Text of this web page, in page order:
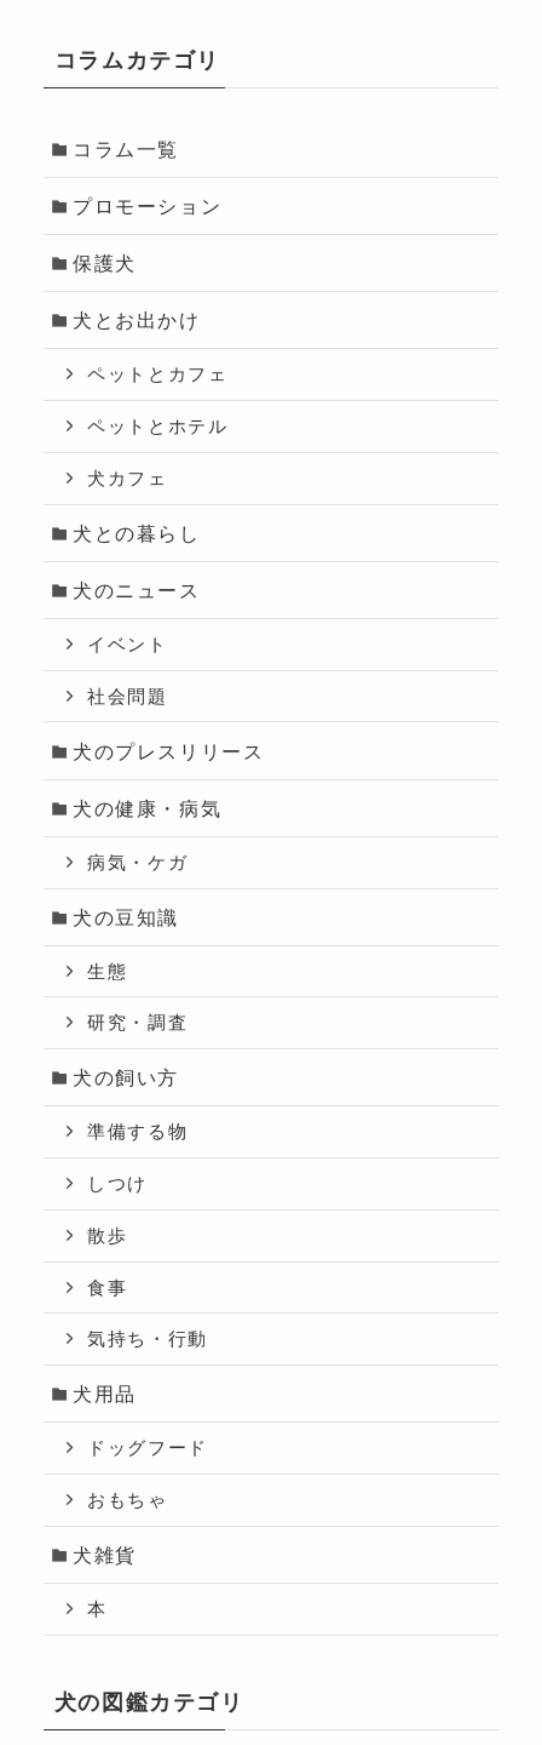
コラムカテゴリ
コラム一覧
プロモーション
保護犬
犬とお出かけ
ペットとカフェ
ペットとホテル
犬カフェ
犬との暮らし
犬のニュース
イベント
社会問題
犬のプレスリリース
犬の健康・病気
病気・ケガ
犬の豆知識
生態
研究・調査
犬の飼い方
準備する物
しつけ
散歩
食事
気持ち・行動
犬用品
ドッグフード
おもちゃ
犬雑貨
本
犬の図鑑カテゴリ